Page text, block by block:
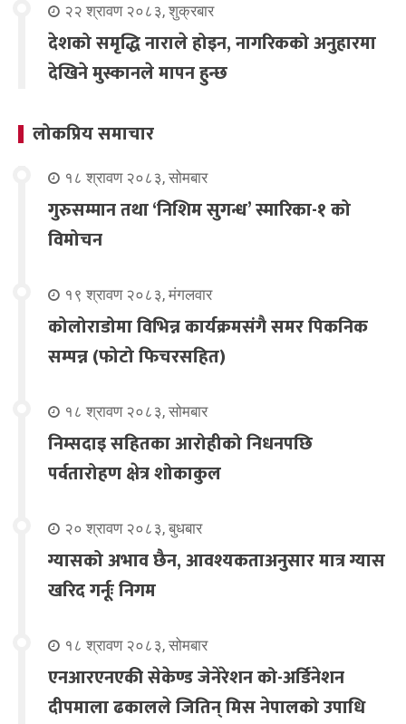
२२ श्रावण २०८३, शुक्रबार
देशको समृद्धि नाराले होइन, नागरिकको अनुहारमा
देखिने मुस्कानले मापन हुन्छ
लोकप्रिय समाचार
१८ श्रावण २०८३, सोमबार
गुरुसम्मान तथा ‘निशिम सुगन्ध’ स्मारिका-१ को
विमोचन
१९ श्रावण २०८३, मंगलवार
कोलोराडोमा विभिन्न कार्यक्रमसंगै समर पिकनिक
सम्पन्न (फोटो फिचरसहित)
१८ श्रावण २०८३, सोमबार
निम्सदाइ सहितका आरोहीको निधनपछि
पर्वतारोहण क्षेत्र शोकाकुल
२० श्रावण २०८३, बुधबार
ग्यासको अभाव छैन, आवश्यकताअनुसार मात्र ग्यास
खरिद गर्नूः निगम
१८ श्रावण २०८३, सोमबार
एनआरएनएकी सेकेण्ड जेनेरेशन को-अर्डिनेशन
दीपमाला ढकालले जितिन् मिस नेपालको उपाधि